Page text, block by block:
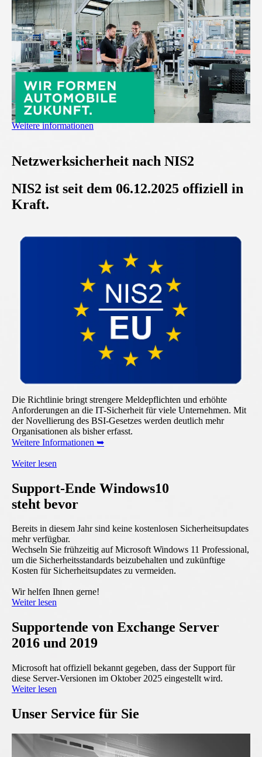
Weitere informationen
Netzwerksicherheit nach NIS2
NIS2 ist seit dem 06.12.2025 offiziell in
Kraft.
Die Richtlinie bringt strengere Meldepflichten und erhöhte
Anforderungen an die IT-Sicherheit für viele Unternehmen. Mit
der Novellierung des BSI-Gesetzes werden deutlich mehr
Organisationen als bisher erfasst.
Weitere Informationen ➥
Weiter lesen
Support-Ende Windows10
steht bevor
Bereits in diesem Jahr sind keine kostenlosen Sicherheitsupdates
mehr verfügbar.
Wechseln Sie frühzeitig auf Microsoft Windows 11 Professional,
um die Sicherheitsstandards beizubehalten und zukünftige
Kosten für Sicherheitsupdates zu vermeiden.
Wir helfen Ihnen gerne!
Weiter lesen
Supportende von Exchange Server
2016 und 2019
Microsoft hat offiziell bekannt gegeben, dass der Support für
diese Server-Versionen im Oktober 2025 eingestellt wird.
Weiter lesen
Unser Service für Sie